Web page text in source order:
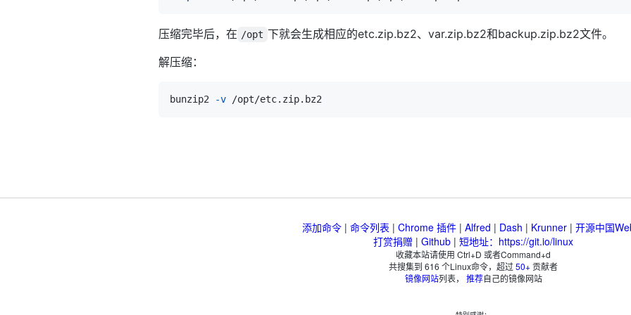
压缩完毕后，在 /opt 下就会生成相应的etc.zip.bz2、var.zip.bz2和backup.zip.bz2文件。
解压缩：
bunzip2 -v
添加命令| 命令列表 | Chrome 插件| Alfred | Dash | Krunner| 开源中国
打赏捐赠 | Github | 短地址：https://git.io/linux
收藏本站请使用 Ctrl+D 或者Command+d
共搜集到 616 个Linux命令，超过50+贡献者
镜像网站列表， 推荐自己的镜像网站